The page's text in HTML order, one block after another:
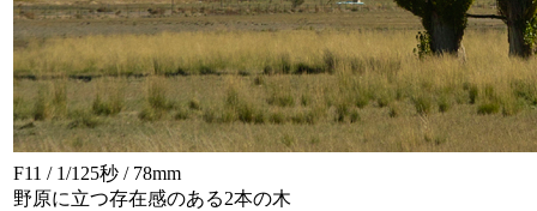
F11 / 1/125秒 / 78mm
野原に立つ存在感のある2本の木